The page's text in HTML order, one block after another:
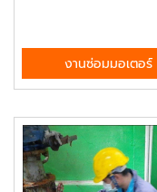
งานซ่อมมอเตอร์